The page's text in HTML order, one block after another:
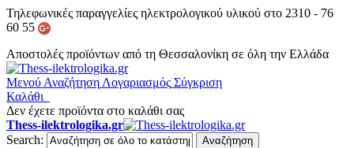
Τηλεφωνικές παραγγελίες ηλεκτρολογικού υλικού στο 2310 - 76
60 55
Αποστολές προϊόντων από τη Θεσσαλονίκη σε όλη την Ελλάδα
Μενού Αναζήτηση Λογαριασμός Σύγκριση
Καλάθι
Δεν έχετε προϊόντα στο καλάθι σας
Thess-ilektrologika.gr
Search:
Αναζήτηση